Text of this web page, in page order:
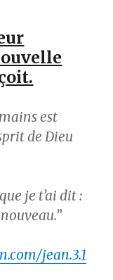
est
de Dieu
je t’ai dit :
jean.3.1